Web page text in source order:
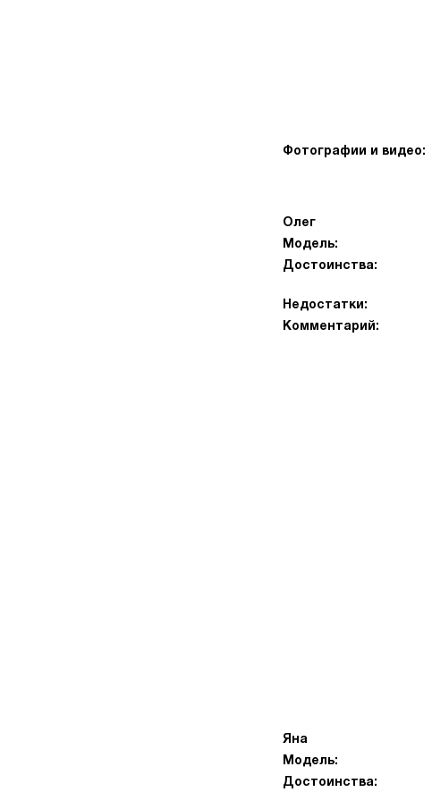
Фотографии и видео:
Олег
Модель:
Достоинства:
Недостатки:
Комментарий:
Яна
Модель:
Достоинства: